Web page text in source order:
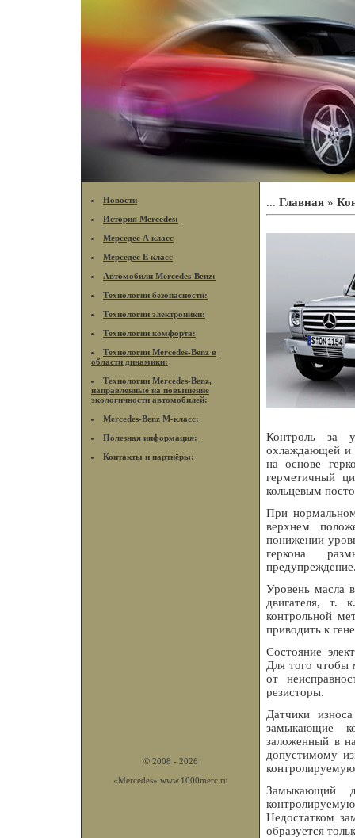
Новости
История Mercedes:
Мерседес А класс
Мерседес Е класс
Автомобили Mercedes-Benz:
Технологии безопасности:
Технологии электроники:
Технологии комфорта:
Технологии Mercedes-Benz в
области динамики:
Технологии Mercedes-Benz,
направленные на повышение
экологичности автомобилей:
Mercedes-Benz M-класс:
Полезная информация:
Контакты и партнёры:
© 2008 - 2026
«Mercedes» www.1000merc.ru
... Главная »
Контроль за
охлаждающей и
на основе
герметичный
кольцевым
При
верхнем
понижении
геркона
Уровень масла
двигателя, т.
контрольной
приводить к
Состояние
Для того чтобы
от
резисторы.
Датчики
замыкающие
заложенный в
допустимому
Замыкающий
Недостатком
образуется